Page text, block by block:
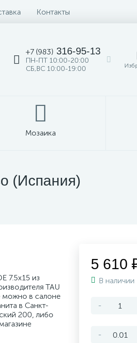
Контакты
+7 (983) 316-95-13
ПН-ПТ 10:00-20:00
СБ,ВС 10:00-19:00
Мозаика
(Испания)
7.5x15 из
TAU
можно в салоне
в Санкт-
200, либо
5 610
В наличии
-
-